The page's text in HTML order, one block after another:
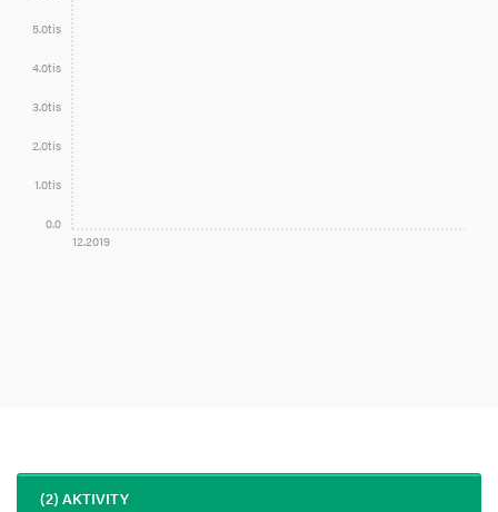
12.2019
0.0
1.0tis
2.0tis
3.0tis
4.0tis
5.0tis
(2) AKTIVITY